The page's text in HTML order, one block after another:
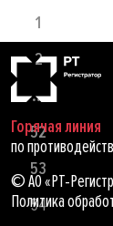
1
2
...
52
53
54
Горячая линия
по
© АО «РТ-
Политика